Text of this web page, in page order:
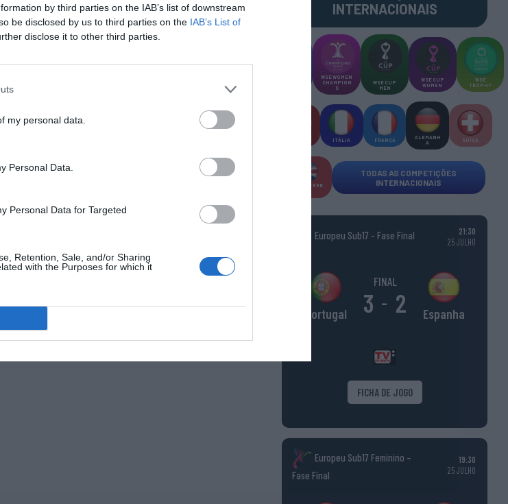
by third parties on the IAB’s list of downstream
be disclosed by us to third parties on the IAB’s List of
disclose it to other third parties.
my personal data.
Personal Data.
Personal Data for Targeted
Retention, Sale, and/or Sharing
with the Purposes for which it
INTERNACIONAIS
WSE WOMEN
CHAMPION
S
WSE CUP
MEN
WSE CUP
WOMEN
WSE
TROPHY
ITÁLIA FRANÇA
ALEMANH
A
SUÍÇA
INGLATERR
TODAS AS COMPETIÇÕES
INTERNACIONAIS
Europeu Sub17 - Fase Final
21:30
25 JULHO
Portugal
FINAL
3 - 2 Espanha
FICHA DE JOGO
Europeu Sub17 Feminino –
Fase Final
19:30
25 JULHO